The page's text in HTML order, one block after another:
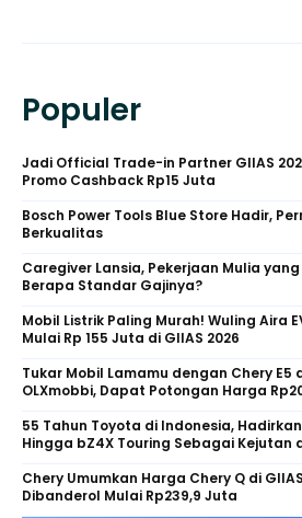
Populer
Jadi Official Trade-in Partner GIIAS
Promo Cashback Rp15 Juta
Bosch Power Tools Blue Store Hadir,
Berkualitas
Caregiver Lansia, Pekerjaan Mulia
Berapa Standar Gajinya?
Mobil Listrik Paling Murah! Wuling Aira
Mulai Rp 155 Juta di GIIAS 2026
Tukar Mobil Lamamu dengan Chery E5
OLXmobbi, Dapat Potongan Harga
55 Tahun Toyota di Indonesia,
Hingga bZ4X Touring Sebagai Kejutan
Chery Umumkan Harga Chery Q di
Dibanderol Mulai Rp239,9 Juta